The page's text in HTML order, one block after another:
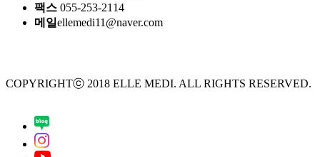
팩스 055-253-2114
메일ellemedi11@naver.com
COPYRIGHTⓒ 2018 ELLE MEDI. ALL RIGHTS RESERVED.